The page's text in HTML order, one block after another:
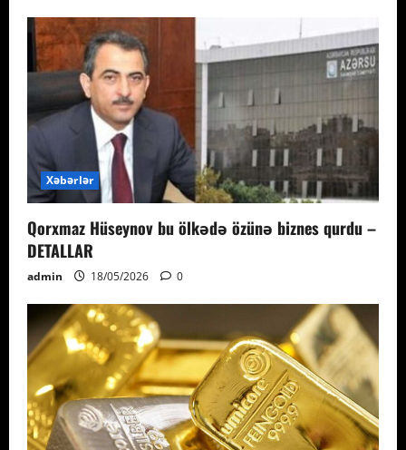
Xəbərlər
Qorxmaz Hüseynov bu ölkədə özünə biznes qurdu –
DETALLAR
admin 18/05/2026 0